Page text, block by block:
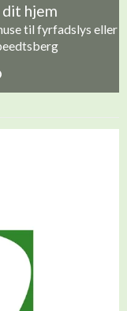
hjem
til fyrfadslys eller